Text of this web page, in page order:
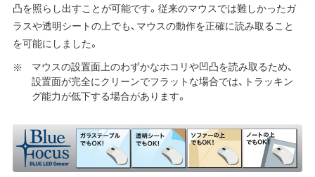
凸を照らし出すことが可能です。従来のマウスでは難しかったガ
ラスや透明シートの上でも、マウスの動作を正確に読み取ること
を可能にしました。
マウスの設置面上のわずかなホコリや凹凸を読み取るため、
設置面が完全にクリーンでフラットな場合では、トラッキン
グ能力が低下する場合があります。